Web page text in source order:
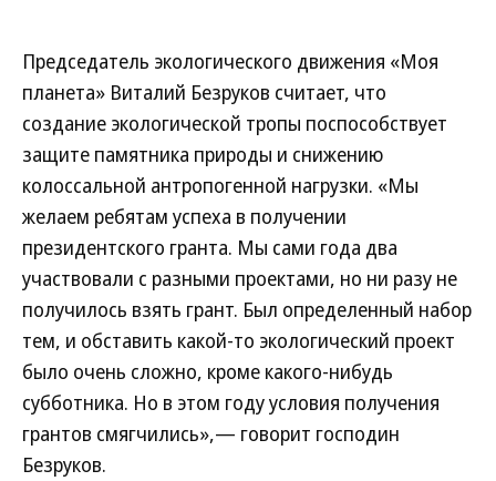
Председатель экологического движения «Моя
планета» Виталий Безруков считает, что
создание экологической тропы поспособствует
защите памятника природы и снижению
колоссальной антропогенной нагрузки. «Мы
желаем ребятам успеха в получении
президентского гранта. Мы сами года два
участвовали с разными проектами, но ни разу не
получилось взять грант. Был определенный набор
тем, и обставить какой-то экологический проект
было очень сложно, кроме какого-нибудь
субботника. Но в этом году условия получения
грантов смягчились»,— говорит господин
Безруков.